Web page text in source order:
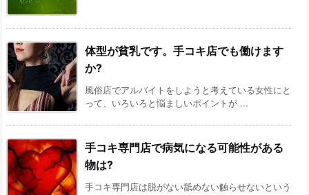
体型が貧乳です。手コキ店でも働けます
か?
風俗店でアルバイトをしようと考えている女性にと
って、いろいろと悩ましいポイントが ...
手コキ専門店で病気になる可能性がある
物は?
手コキ専門店は脱がない舐めない触らせないという